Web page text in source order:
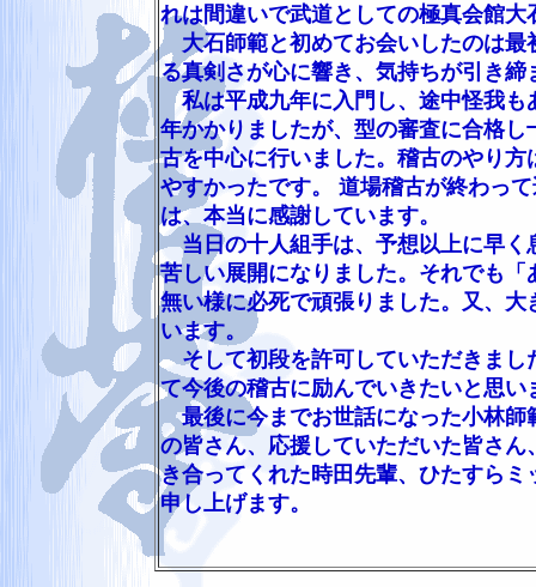
れは間違いで武道としての極真会館
大石師範と初めてお会いしたのは最
る真剣さが心に響き、気持ちが引き
私は平成九年に入門し、途中怪我も
年かかりましたが、型の審査に合格
古を中心に行いました。稽古のやり
やすかったです。 道場稽古が終わっ
は、本当に感謝しています。
当日の十人組手は、予想以上に早く
苦しい展開になりました。それでも
無い様に必死で頑張りました。又、
います。
そして初段を許可していただきまし
て今後の稽古に励んでいきたいと思い
最後に今までお世話になった小林師
の皆さん、応援していただいた皆さ
き合ってくれた時田先輩、ひたすら
申し上げます。